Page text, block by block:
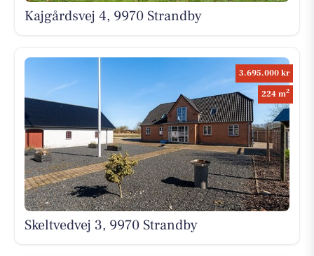
Kajgårdsvej 4, 9970 Strandby
3.695.000 kr
224 m2
Skeltvedvej 3, 9970 Strandby